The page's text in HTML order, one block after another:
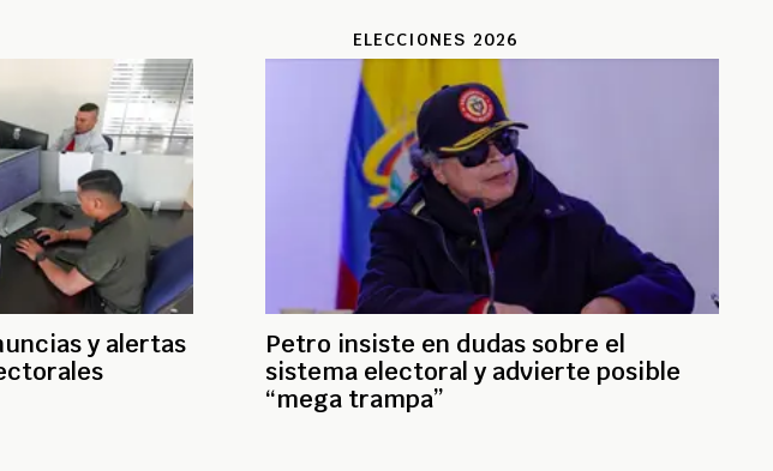
y alertas
ELECCIONES 2026
Petro insiste en dudas sobre el
sistema electoral y advierte posible
“mega trampa”